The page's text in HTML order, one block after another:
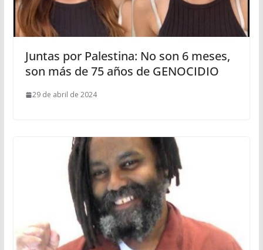
Juntas por Palestina: No son 6 meses,
son más de 75 años de GENOCIDIO
29 de abril de 2024